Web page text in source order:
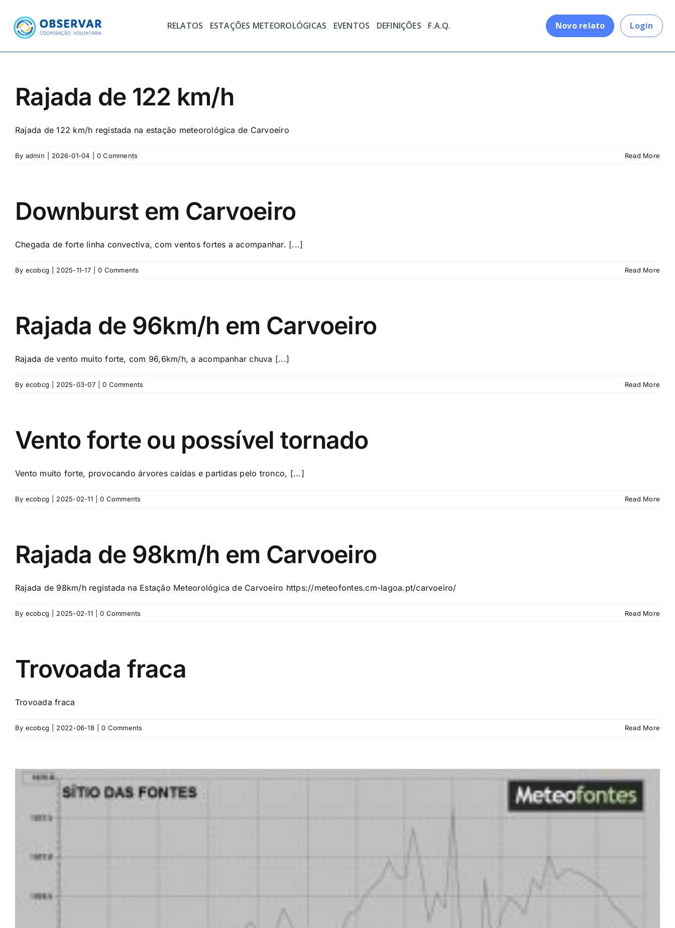
content
RELATOS ESTAÇÕES METEOROLÓGICAS EVENTOS DEFINIÇÕES F.A.Q. Novo relato Login
Rajada de 122 km/h
Rajada de 122 km/h registada na estação meteorológica de Carvoeiro
By admin 2026-01-04 0 Comments Read More
Downburst em Carvoeiro
Chegada de forte linha convectiva, com ventos fortes a acompanhar. [...]
By ecobcg 2025-11-17 0 Comments Read More
Rajada de 96km/h em Carvoeiro
Rajada de vento muito forte, com 96,6km/h, a acompanhar chuva [...]
By ecobcg 2025-03-07 0 Comments Read More
Vento forte ou possível tornado
Vento muito forte, provocando árvores caídas e partidas pelo tronco, [...]
By ecobcg 2025-02-11 0 Comments Read More
Rajada de 98km/h em Carvoeiro
Rajada de 98km/h registada na Estação Meteorológica de Carvoeiro https://meteofontes.cm-lagoa.pt/carvoeiro/
By ecobcg 2025-02-11 0 Comments Read More
Trovoada fraca
Trovoada fraca
By ecobcg 2022-06-18 0 Comments Read More